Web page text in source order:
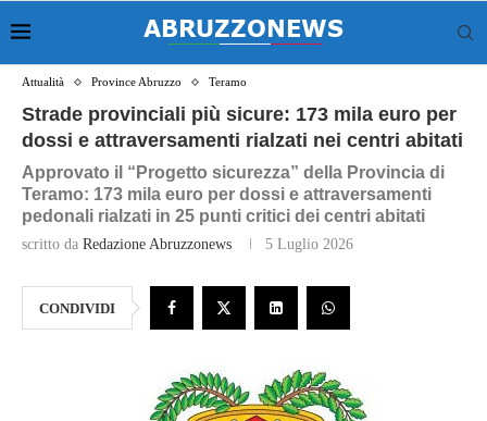
Attualità Province Abruzzo Teramo
Strade provinciali più sicure: 173 mila euro per
dossi e attraversamenti rialzati nei centri abitati
Approvato il “Progetto sicurezza” della Provincia di
Teramo: 173 mila euro per dossi e attraversamenti
pedonali rialzati in 25 punti critici dei centri abitati
scritto da Redazione Abruzzonews 5 Luglio 2026
CONDIVIDI